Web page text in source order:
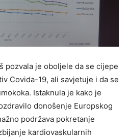
pozvala je oboljele da se cijepe
Covida-19, ali savjetuje i da se
Istaknula je kako je
donošenje Europskog
podržava pokretanje
kardiovaskularnih